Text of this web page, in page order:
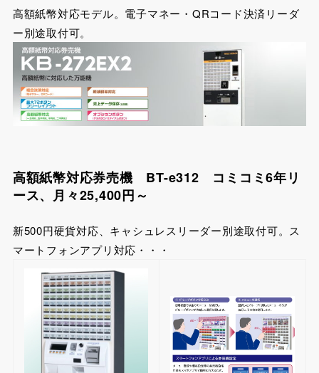
高額紙幣対応モデル。電子マネー・QRコード決済リーダ
ー別途取付可。
高額紙幣対応券売機 BT-e312 コミコミ6年リ
ース、月々25,400円～
新500円硬貨対応、キャシュレスリーダー別途取付可。ス
マートフォンアプリ対応・・・